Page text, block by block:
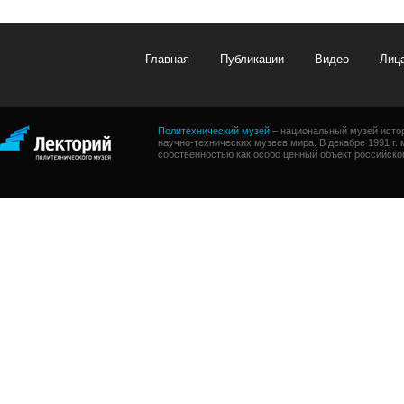
Главная Публикации Видео
Политехнический музей– национальный музей
научно-технических музеев мира. В декабре 1991
собственностью как особо ценный объект